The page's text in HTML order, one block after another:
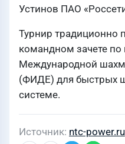
Устинов ПАО
Турнир традиционно
командном зачете
Международной
(ФИДЕ) для быстрых
системе.
Источник ntc-power.ru